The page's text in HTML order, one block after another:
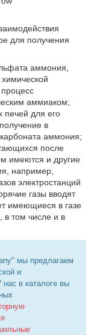
для получения
аммония,
аммиаком;
печей для его
в
карбоната аммония;
после
имеются и другие
например,
электростанций
газы вводят
имеющиеся в газе
в том числе и в
мы предлагаем
и
в каталоге вы